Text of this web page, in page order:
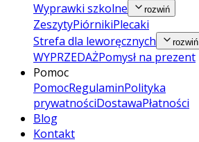
Wyprawki szkolne
rozwiń
ZeszytyPiórnikiPlecaki
Strefa dla leworęcznych
rozwiń
WYPRZEDAŻPomysł na prezent
Pomoc
PomocRegulaminPolityka
prywatnościDostawaPłatności
Blog
Kontakt